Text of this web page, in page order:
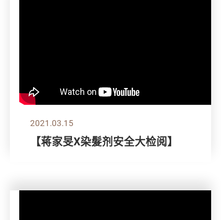
2021.03.15
【蒋家旻X染髮剂安全大检阅】